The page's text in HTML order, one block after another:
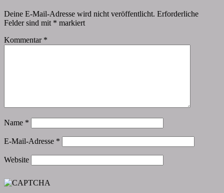
Deine E-Mail-Adresse wird nicht veröffentlicht. Erforderliche
Felder sind mit * markiert
Kommentar *
Name *
E-Mail-Adresse *
Website